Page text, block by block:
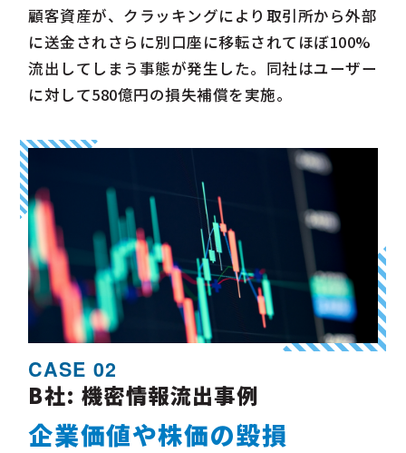
顧客資産が、クラッキングにより取引所から外部
に送金されさらに別口座に移転されてほぼ100%
流出してしまう事態が発生した。 同社はユーザー
に対して580億円の損失補償を実施。
CASE 02
B社: 機密情報流出事例
企業価値や株価の毀損